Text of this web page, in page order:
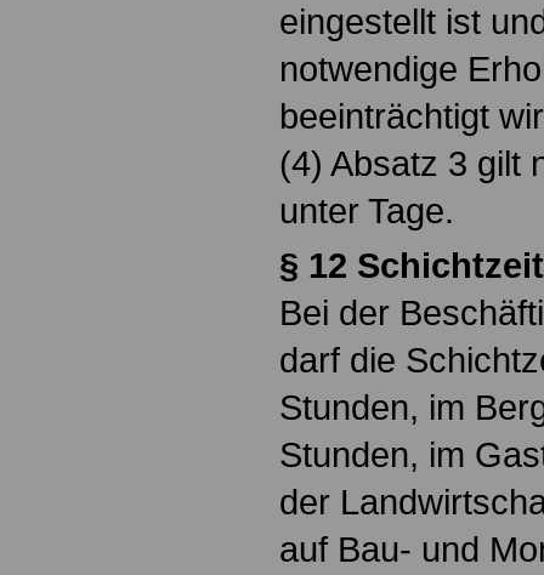
eingestellt ist
notwendige
beeinträchtigt
(4) Absatz 3 gilt
unter Tage.
§ 12 Schichtzeit
Bei der
darf die
Stunden, im
Stunden, im
der
auf Bau- und